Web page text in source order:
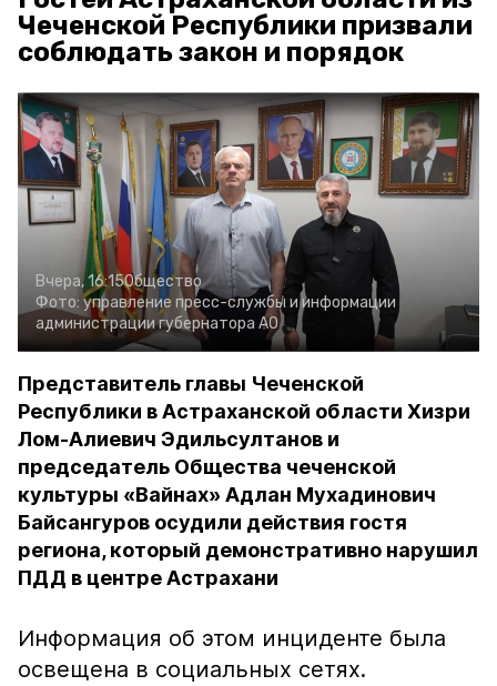
Чеченской Республики призвали
соблюдать закон и порядок
Вчера, 16:15Общество
Фото: управление пресс-службы и информации
администрации губернатора АО
Представитель главы Чеченской
Республики в Астраханской области Хизри
Лом-Алиевич Эдильсултанов и
председатель Общества чеченской
культуры «Вайнах» Адлан Мухадинович
Байсангуров осудили действия гостя
региона, который демонстративно нарушил
ПДД в центре Астрахани
Информация об этом инциденте была
освещена в социальных сетях.